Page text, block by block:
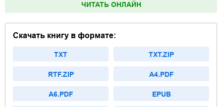
ЧИТАТЬ ОНЛАЙН
Скачать книгу в формате:
TXT TXT.ZIP
RTF.ZIP A4.PDF
A6.PDF EPUB